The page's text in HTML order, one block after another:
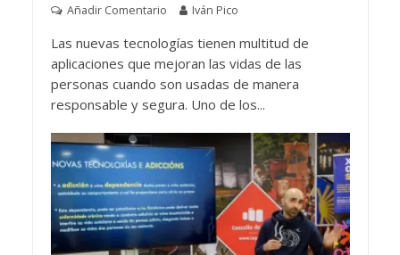
Añadir Comentario Iván Pico
Las nuevas tecnologías tienen multitud de
aplicaciones que mejoran las vidas de las
personas cuando son usadas de manera
responsable y segura. Uno de los...